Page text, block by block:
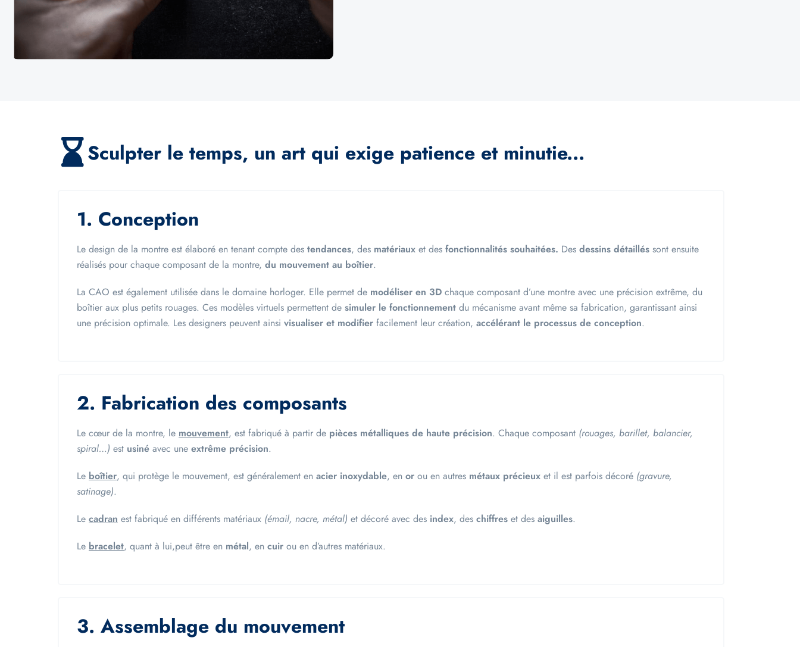
Sculpter le temps, un art qui exige patience et minutie...
1. Conception
Le design de la montre est élaboré en tenant compte des tendances, des matériaux et des fonctionnalités souhaitées. Des dessins détaillés sont ensuite
réalisés pour chaque composant de la montre, du mouvement au boîtier.
La CAO est également utilisée dans le domaine horloger. Elle permet de modéliser en 3D chaque composant d’une montre avec une précision extrême, du
boîtier aux plus petits rouages. Ces modèles virtuels permettent de simuler le fonctionnement du mécanisme avant même sa fabrication, garantissant ainsi
une précision optimale. Les designers peuvent ainsi visualiser et modifier facilement leur création, accélérant le processus de conception.
2. Fabrication des composants
Le cœur de la montre, le mouvement, est fabriqué à partir de pièces métalliques de haute précision. Chaque composant (rouages, barillet, balancier,
spiral…) est usiné avec une extrême précision.
Le boîtier, qui protège le mouvement, est généralement en acier inoxydable, en or ou en autres métaux précieux et il est parfois décoré (gravure,
satinage).
Le cadran est fabriqué en différents matériaux (émail, nacre, métal) et décoré avec des index, des chiffres et des aiguilles.
Le bracelet, quant à lui,peut être en métal, en cuir ou en d’autres matériaux.
3. Assemblage du mouvement